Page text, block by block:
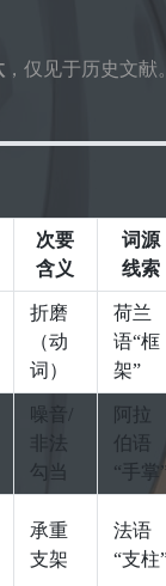
，仅见于历史文献
次要
含义
词源
线索
折磨
（动
词）
荷兰
语“框
架”
噪音/
非法
勾当
阿拉
伯语
“手掌”
承重
支架
法语
“支柱